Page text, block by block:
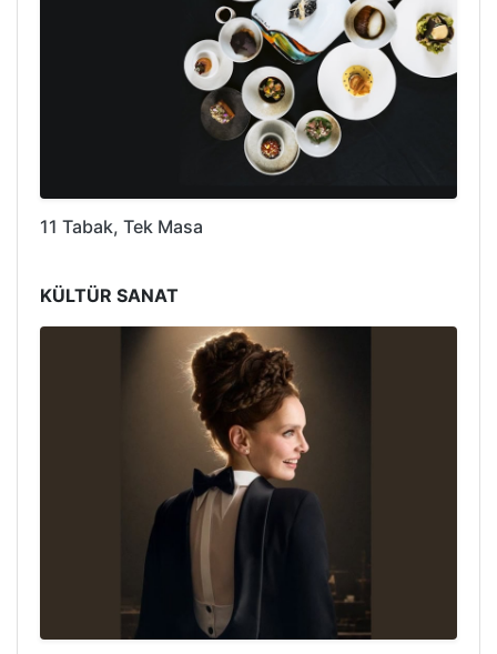
11 Tabak, Tek Masa
KÜLTÜR SANAT